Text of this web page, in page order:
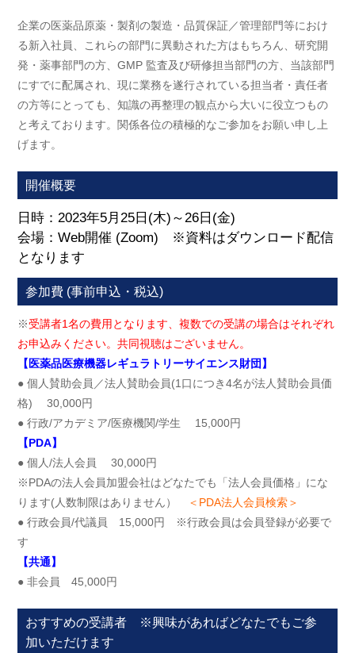
企業の医薬品原薬・製剤の製造・品質保証／管理部門等におけ
る新入社員、これらの部門に異動された方はもちろん、研究開
発・薬事部門の方、GMP 監査及び研修担当部門の方、当該部門
にすでに配属され、現に業務を遂行されている担当者・責任者
の方等にとっても、知識の再整理の観点から大いに役立つもの
と考えております。関係各位の積極的なご参加をお願い申し上
げます。
開催概要
日時：2023年5月25日(木)～26日(金)
会場：Web開催 (Zoom) ※資料はダウンロード配信
となります
参加費 (事前申込・税込)
※受講者1名の費用となります、複数での受講の場合はそれぞれ
お申込みください。共同視聴はございません。
【医薬品医療機器レギュラトリーサイエンス財団】
● 個人賛助会員／法人賛助会員(1口につき4名が法人賛助会員価
格) 30,000円
● 行政/アカデミア/医療機関/学生 15,000円
【PDA】
● 個人/法人会員 30,000円
※PDAの法人会員加盟会社はどなたでも「法人会員価格」にな
ります(人数制限はありません）
＜PDA法人会員検索＞
● 行政会員/代議員 15,000円 ※行政会員は会員登録が必要で
す
【共通】
● 非会員 45,000円
おすすめの受講者 ※興味があればどなたでもご参
加いただけます